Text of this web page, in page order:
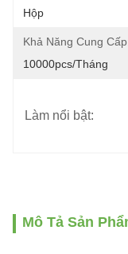
Hộp
Khả Năng Cung
10000pcs/tháng
Làm nổi bật:
Mô Tả Sản